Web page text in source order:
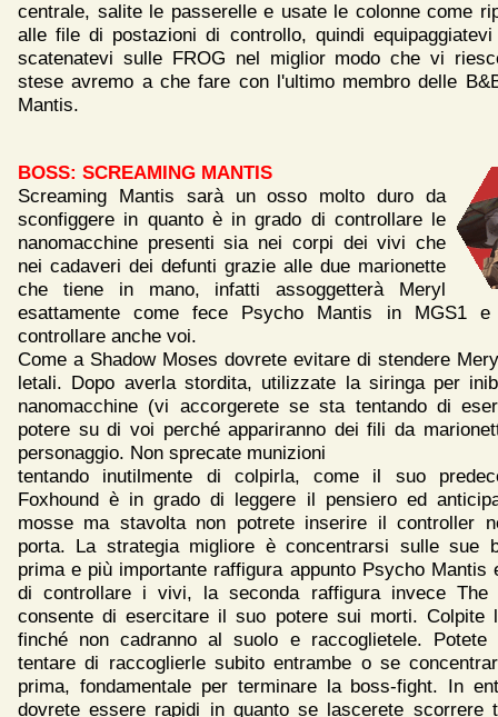
centrale, salite le passerelle e usate le colonne come
alle file di postazioni di controllo, quindi
scatenatevi sulle FROG nel miglior modo che vi
stese avremo a che fare con l'ultimo membro delle
Mantis.
BOSS: SCREAMING MANTIS
Screaming Mantis sarà un osso molto duro da
sconfiggere in quanto è in grado di controllare le
nanomacchine presenti sia nei corpi dei vivi che
nei cadaveri dei defunti grazie alle due marionette
che tiene in mano, infatti assoggetterà Meryl
esattamente come fece Psycho Mantis in MGS1
controllare anche voi.
Come a Shadow Moses dovrete evitare di stendere
letali. Dopo averla stordita, utilizzate la siringa per
nanomacchine (vi accorgerete se sta tentando di
potere su di voi perché appariranno dei fili da
personaggio. Non sprecate munizioni
tentando inutilmente di colpirla, come il suo
Foxhound è in grado di leggere il pensiero ed
mosse ma stavolta non potrete inserire il controller
porta. La strategia migliore è concentrarsi sulle sue
prima e più importante raffigura appunto Psycho Mantis
di controllare i vivi, la seconda raffigura invece
consente di esercitare il suo potere sui morti. Colpite
finché non cadranno al suolo e raccoglietele. Potete
tentare di raccoglierle subito entrambe o se
prima, fondamentale per terminare la boss-fight. In
dovrete essere rapidi in quanto se lascerete scorrere